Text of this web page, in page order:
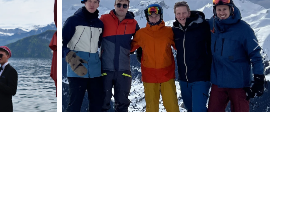
JUBILÄUM
Jubiläum
Jahr Jubiläum
25. Jahr Jubiläum
25. Jahr Jubiläum
25. Jahr Jubiläum
25. Jahr Jubiläum